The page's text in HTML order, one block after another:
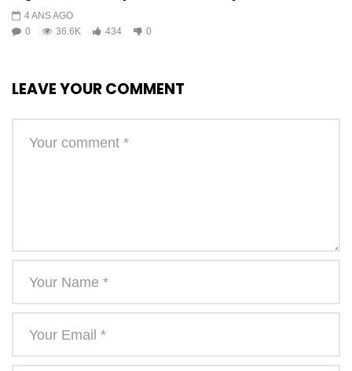
4 ANS AGO
0
36.6K 434 0
LEAVE YOUR COMMENT